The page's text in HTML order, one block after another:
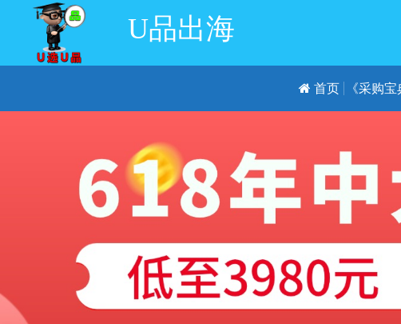
U品出海
首页 《采购宝